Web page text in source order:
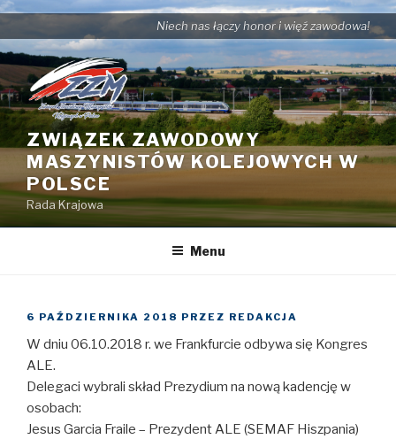
Przejdź
treści
Niech nas łączy honor i więź zawodowa!
ZWIĄZEK ZAWODOWY
MASZYNISTÓW KOLEJOWYCH W
POLSCE
Rada Krajowa
Menu
OPUBLIKOWANE
6 PAŹDZIERNIKA 2018 PRZEZ REDAKCJA
W dniu 06.10.2018 r. we Frankfurcie odbywa się Kongres
ALE.
Delegaci wybrali skład Prezydium na nową kadencję w
osobach:
Jesus Garcia Fraile – Prezydent ALE (SEMAF Hiszpania)